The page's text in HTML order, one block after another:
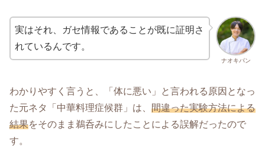
ナオキパン
実はそれ、ガセ情報であることが既に証明さ
れているんです。
わかりやすく言うと、「体に悪い」と言われる原因となっ
た元ネタ「中華料理症候群」は、 間違った実験方法による
結果をそのまま鵜呑みにしたことによる誤解だったので
す。